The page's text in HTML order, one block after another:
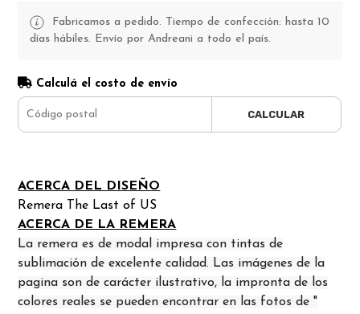
Fabricamos a pedido. Tiempo de confección: hasta 10
días hábiles. Envío por Andreani a todo el país.
Calculá el costo de envío
CALCULAR
ACERCA DEL DISEÑO
Remera The Last of US
ACERCA DE LA REMERA
La remera es de modal impresa con tintas de
sublimación de excelente calidad. Las imágenes de la
pagina son de carácter ilustrativo, la impronta de los
colores reales se pueden encontrar en las fotos de "